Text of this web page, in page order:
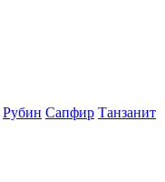
Рубин Сапфир Танзанит